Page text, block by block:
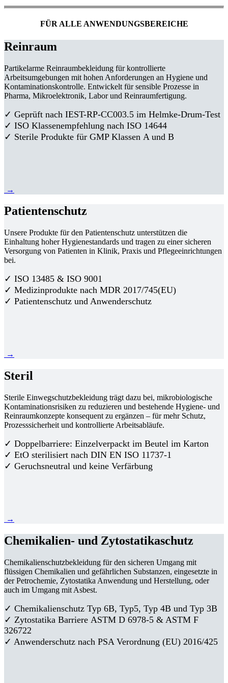
FÜR ALLE ANWENDUNGSBEREICHE
Reinraum
Partikelarme Reinraumbekleidung für kontrollierte
Arbeitsumgebungen mit hohen Anforderungen an Hygiene und
Kontaminationskontrolle. Entwickelt für sensible Prozesse in
Pharma, Mikroelektronik, Labor und Reinraumfertigung.
✓ Geprüft nach IEST-RP-CC003.5 im Helmke-Drum-Test
✓ ISO Klassenempfehlung nach ISO 14644
✓ Sterile Produkte für GMP Klassen A und B
→
Patientenschutz
Unsere Produkte für den Patientenschutz unterstützen die
Einhaltung hoher Hygienestandards und tragen zu einer sicheren
Versorgung von Patienten in Klinik, Praxis und Pflegeeinrichtungen
bei.
✓ ISO 13485 & ISO 9001
✓ Medizinprodukte nach MDR 2017/745(EU)
✓ Patientenschutz und Anwenderschutz
→
Steril
Sterile Einwegschutzbekleidung trägt dazu bei, mikrobiologische
Kontaminationsrisiken zu reduzieren und bestehende Hygiene- und
Reinraumkonzepte konsequent zu ergänzen – für mehr Schutz,
Prozesssicherheit und kontrollierte Arbeitsabläufe.
✓ Doppelbarriere: Einzelverpackt im Beutel im Karton
✓ EtO sterilisiert nach DIN EN ISO 11737-1
✓ Geruchsneutral und keine Verfärbung
→
Chemikalien- und Zytostatikaschutz
Chemikalienschutzbekleidung für den sicheren Umgang mit
flüssigen Chemikalien und gefährlichen Substanzen, eingesetzte in
der Petrochemie, Zytostatika Anwendung und Herstellung, oder
auch im Umgang mit Asbest.
✓ Chemikalienschutz Typ 6B, Typ5, Typ 4B und Typ 3B
✓ Zytostatika Barriere ASTM D 6978-5 & ASTM F
326722
✓ Anwenderschutz nach PSA Verordnung (EU) 2016/425